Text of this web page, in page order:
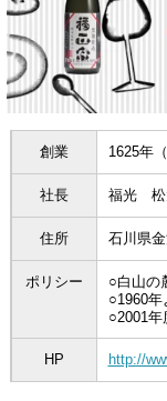
創業 1625年
社長 福光 松
住所 石川県
ポリシー
○白山の
○1960
○2001年
HP http://